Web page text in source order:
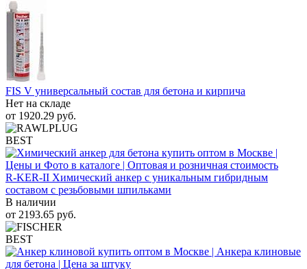
FIS V универсальный состав для бетона и кирпича
Нет на складе
от 1920.29 руб.
BEST
R-KER-II Химический анкер с уникальным гибридным
составом с резьбовыми шпильками
В наличии
от 2193.65 руб.
BEST